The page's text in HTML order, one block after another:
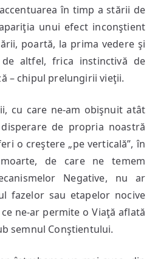
în timp a stării de
unui efect inconştient
poartă, la prima vedere şi
altfel, frica instinctivă de
– chipul prelungirii vieţii.
cu care ne-am obişnuit atât
de propria noastră
o creştere „pe verticală”, în
de care ne temem
Negative, nu ar
fazelor sau etapelor nocive
ne-ar permite o Viaţă aflată
semnul Conştientului.